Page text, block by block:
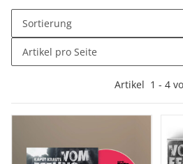
Sortierung
Artikel pro Seite
Artikel 1 - 4